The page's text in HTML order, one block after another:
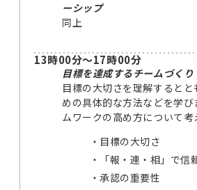
ーシップ
同上
13時00分～17時00分
目標を達成するチームづくり
目標の大切さを理解すると
めの具体的な方法などを学び
ムワークの高め方について考
目標の大切さ
「報・連・相」で信
承認の重要性